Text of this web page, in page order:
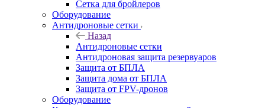
Сетка для бройлеров
Оборудование
Антидроновые сетки
Назад
Антидроновые сетки
Антидроновая защита резервуаров
Защита от БПЛА
Защита дома от БПЛА
Защита от FPV-дронов
Оборудование